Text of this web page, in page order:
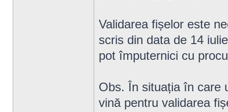
Validarea fișelor este
scris din data de 14
pot împuternici cu
Obs. În situația în care
vină pentru validarea